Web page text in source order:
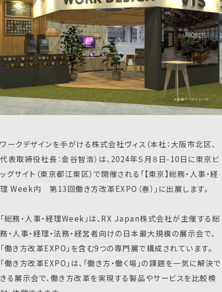
ワークデザインを手がける株式会社ヴィス（本社：大阪市北区、
代表取締役社長：金谷智浩）は、2024年５月８日-10日に東京ビ
ッグサイト（東京都江東区）で開催される「【東京】総務・人事・経
理 Week内 第13回働き方改革EXPO（春）」に出展します。
「総務・人事・経理Week」は、RX Japan株式会社が主催する総
務・人事・経理・法務・経営者向けの日本最大規模の展示会で、
「働き方改革EXPO」を含む9つの専門展で構成されています。
「働き方改革EXPO」は、「働き方・働く場」の課題を一気に解決で
きる展示会で、働き方改革を実現する製品やサービスを比較検